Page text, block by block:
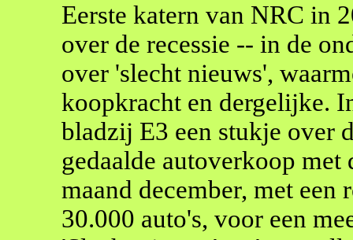
Eerste katern van NRC in
over de recessie -- in de
over 'slecht nieuws',
koopkracht en dergelijke.
bladzij E3 een stukje over
gedaalde autoverkoop
maand december, met
30.000 auto's, voor een